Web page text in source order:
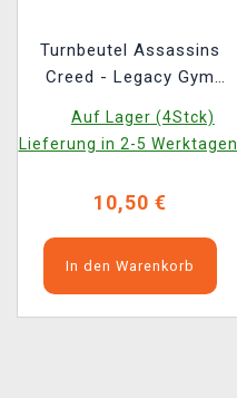
Turnbeutel Assassins
Creed - Legacy Gym
Auf Lager (4Stck)
Lieferung in 2-5 Werktagen.
10,50 €
In den Warenkorb